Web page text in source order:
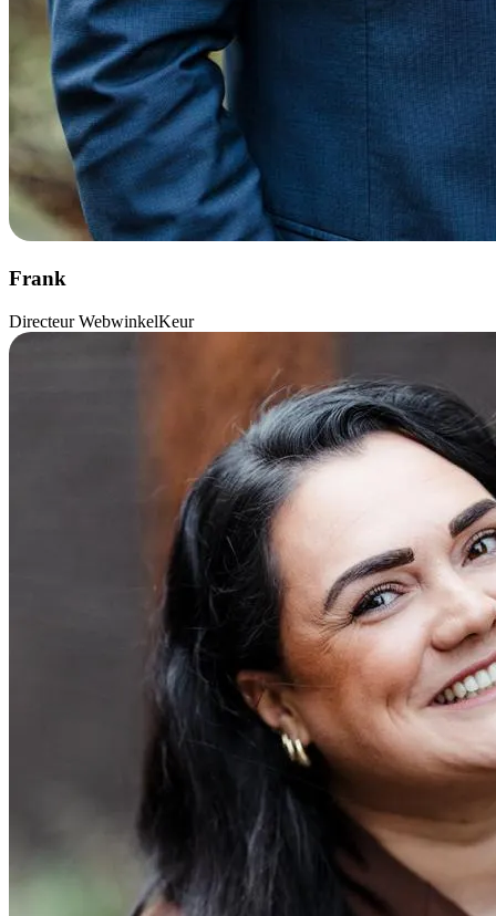
Frank
Directeur WebwinkelKeur